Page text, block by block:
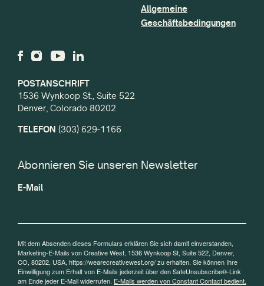
POSTANSCHRIFT
1536 Wynkoop St., Suite 522
Denver, Colorado 80202
TELEFON (303) 629-1166
Allgemeine
Geschäftsbedingungen
Abonnieren Sie unseren Newsletter
E-Mail
Mit dem Absenden dieses Formulars erklären Sie sich damit einverstanden,
Marketing-E-Mails von Creative West, 1536 Wynkoop St, Suite 522, Denver,
CO, 80202, USA, https://wearecreativewest.org/ zu erhalten. Sie können Ihre
Einwilligung zum Erhalt von E-Mails jederzeit über den SafeUnsubscribe®-Link
am Ende jeder E-Mail widerrufen. E-Mails werden von Constant Contact bedient.